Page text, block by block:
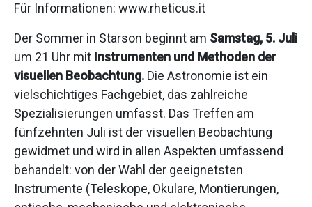
Für Informationen: www.rheticus.it
Der Sommer in Starson beginnt am Samstag, 5. Juli
um 21 Uhr mit Instrumenten und Methoden der
visuellen Beobachtung. Die Astronomie ist ein
vielschichtiges Fachgebiet, das zahlreiche
Spezialisierungen umfasst. Das Treffen am
fünfzehnten Juli ist der visuellen Beobachtung
gewidmet und wird in allen Aspekten umfassend
behandelt: von der Wahl der geeignetsten
Instrumente (Teleskope, Okulare, Montierungen,